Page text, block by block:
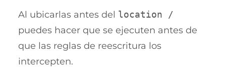
Al ubicarlas antes del location /
puedes hacer que se ejecuten antes de
que las reglas de reescritura los
intercepten.